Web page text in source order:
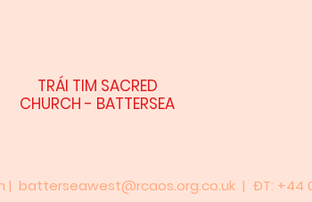
TRÁI TIM SACRED
CHURCH - BATTERSEA
| batterseawest@rcaos.org.co.uk | ĐT: +44